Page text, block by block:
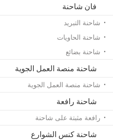
فان شاحنة
شاحنة التبريد
شاحنة الحاويات
شاحنة بضائع
شاحنة منصة العمل الجوية
شاحنة منصة العمل الجوية
شاحنة رافعة
رافعة مثبتة على شاحنة
شاحنة كنس الشوارع